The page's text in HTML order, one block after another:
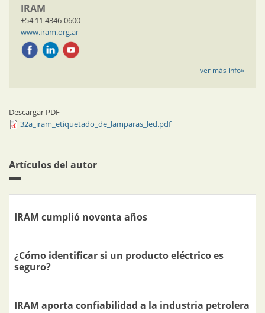
IRAM
+54 11 4346-0600
www.iram.org.ar
ver más info»
Descargar PDF
32a_iram_etiquetado_de_lamparas_led.pdf
Artículos del autor
IRAM cumplió noventa años
¿Cómo identificar si un producto eléctrico es
seguro?
IRAM aporta confiabilidad a la industria petrolera